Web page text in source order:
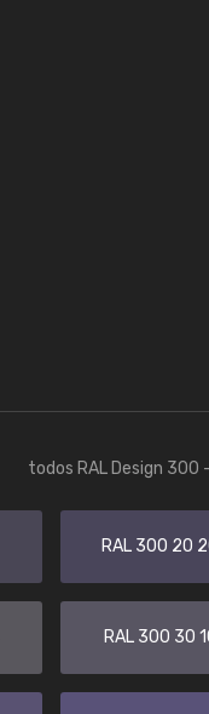
todos RAL Design 300
RAL 300 20
RAL 300 30